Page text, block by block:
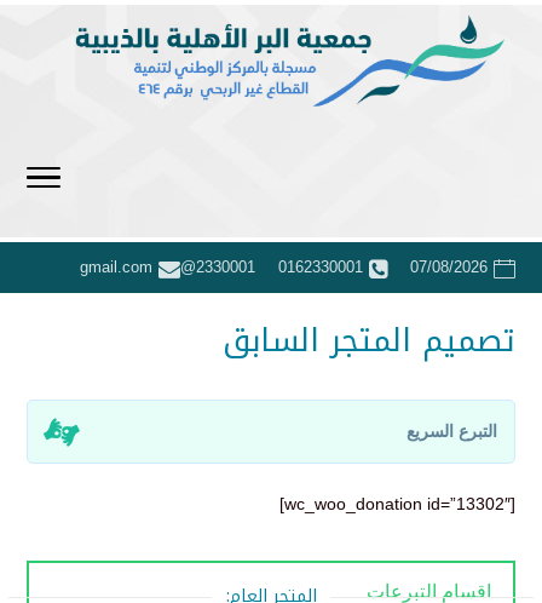
07/08/2026
0162330001
2330001@gmail.com
تصميم المتجر السابق
التبرع السريع
[wc_woo_donation id=”13302″]
المتجر العام: اقسام التبرعات